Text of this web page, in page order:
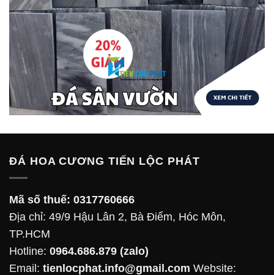
ĐÁ HOA CƯƠNG TIẾN LỘC PHÁT
Mã số thuế: 0317760666
Địa chỉ: 49/9 Hậu Lân 2, Bà Điểm, Hóc Môn,
TP.HCM
Hotline: 0964.686.879 (zalo)
Email: tienlocphat.info@gmail.com Website: